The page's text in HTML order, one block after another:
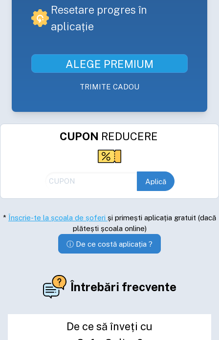
Resetare progres în
aplicație
ALEGE PREMIUM
TRIMITE CADOU
CUPON REDUCERE
Aplică
* Înscrie-te la școala de șoferi și primești aplicația gratuit (dacă
plătești școala online)
ⓘ De ce costă aplicația ?
Întrebări frecvente
De ce să înveți cu